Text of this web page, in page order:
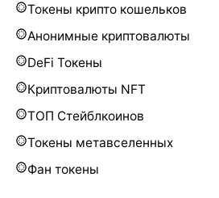
Токены крипто кошельков
Анонимные криптовалюты
DeFi Токены
Криптовалюты NFT
ТОП Стейблкоинов
Токены метавселенных
Фан токены